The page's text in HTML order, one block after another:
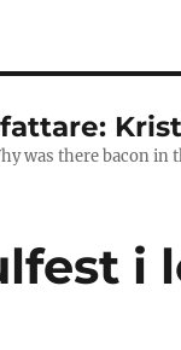
was there bacon in
i